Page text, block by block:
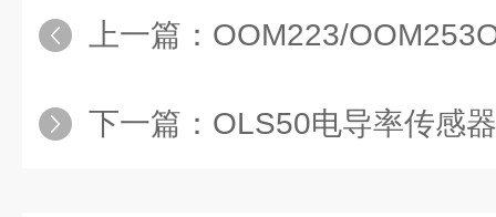
上一篇： OOM223/OOM253OOM223/
下一篇： OLS50电导率传感器